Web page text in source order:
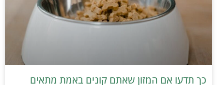
כך תדעו אם המזון שאתם קונים באמת מתאים